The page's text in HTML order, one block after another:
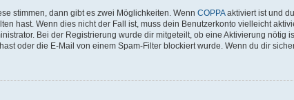
stimmen, dann gibt es zwei Möglichkeiten. Wenn COPPAaktiviert ist und
hast. Wenn dies nicht der Fall ist, muss dein Benutzerkonto vielleicht
Bei der Registrierung wurde dir mitgeteilt, ob eine Aktivierung nötig
oder die E-Mail von einem Spam-Filter blockiert wurde. Wenn du dir